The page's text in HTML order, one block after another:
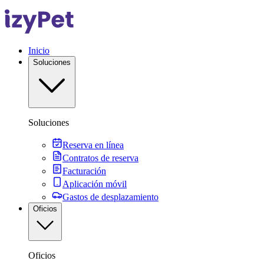
Inicio
Soluciones
Soluciones
Reserva en línea
Contratos de reserva
Facturación
Aplicación móvil
Gastos de desplazamiento
Oficios
Oficios